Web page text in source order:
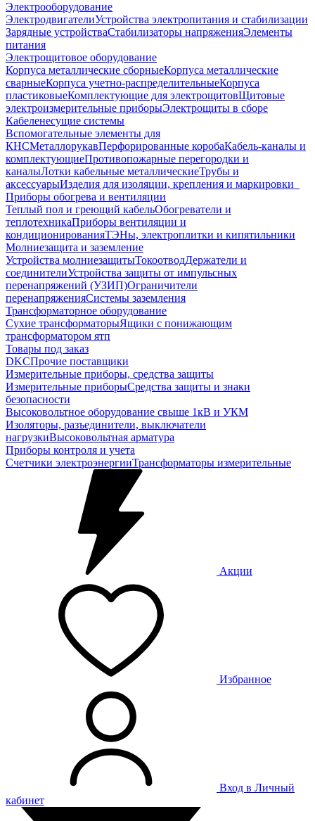
Электрооборудование
ЭлектродвигателиУстройства электропитания и стабилизации
Зарядные устройстваСтабилизаторы напряженияЭлементы
питания
Электрощитовое оборудование
Корпуса металлические сборныеКорпуса металлические
сварныеКорпуса учетно-распределительныеКорпуса
пластиковыеКомплектующие для электрощитовЩитовые
электроизмерительные приборыЭлектрощиты в сборе
Кабеленесущие системы
Вспомогательные элементы для
КНСМеталлорукавПерфорированные коробаКабель-каналы и
комплектующиеПротивопожарные перегородки и
каналыЛотки кабельные металлическиеТрубы и
аксессуарыИзделия для изоляции, крепления и маркировки
Приборы обогрева и вентиляции
Теплый пол и греющий кабельОбогреватели и
теплотехникаПриборы вентиляции и
кондиционированияТЭНы, электроплитки и кипятильники
Молниезащита и заземление
Устройства молниезащитыТокоотводДержатели и
соединителиУстройства защиты от импульсных
перенапряжений (УЗИП)Ограничители
перенапряженияСистемы заземления
Трансформаторное оборудование
Сухие трансформаторыЯщики с понижающим
трансформатором ятп
Товары под заказ
DKCПрочие поставщики
Измерительные приборы, средства защиты
Измерительные приборыСредства защиты и знаки
безопасности
Высоковольтное оборудование свыше 1кВ и УКМ
Изоляторы, разъединители, выключатели
нагрузкиВысоковольтная арматура
Приборы контроля и учета
Счетчики электроэнергииТрансформаторы измерительные
Акции
Избранное
Вход в Личный
кабинет